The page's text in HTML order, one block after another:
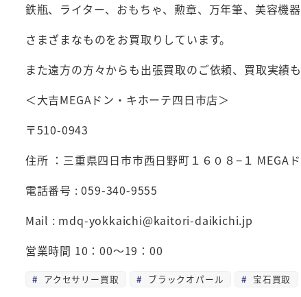
鉄瓶、ライター、おもちゃ、勲章、万年筆、美容機
さまざまなものをお買取りしています。
また遠方の方々からも出張買取のご依頼、買取実績
＜大吉MEGAドン・キホーテ四日市店＞
〒510-0943
住所 ：三重県四日市市西日野町１６０８−１ MEGA
電話番号 : 059-340-9555
Mail : mdq-yokkaichi@kaitori-daikichi.jp
営業時間 10：00～19：00
アクセサリー買取 ブラックオパール 宝石買取